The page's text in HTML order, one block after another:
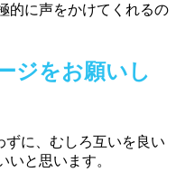
的に声をかけてくれるの
ジをお願いし
ずに、むしろ互いを良い
いと思います。